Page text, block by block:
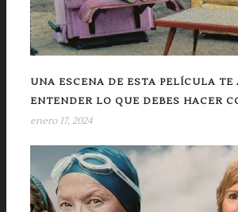
UNA ESCENA DE ESTA PELÍCULA TE
ENTENDER LO QUE DEBES HACER
enero 17, 2024